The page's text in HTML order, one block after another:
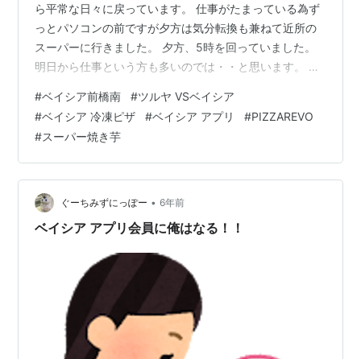
ら平常な日々に戻っています。 仕事がたまっている為ず
っとパソコンの前ですが夕方は気分転換も兼ねて近所の
スーパーに行きました。 夕方、5時を回っていました。
明日から仕事という方も多いのでは・・と思います。 な
月の名残もなく、徐々に次の配置に変えている最中でし
た。 そんな中、いつも大きさをチェックする焼き芋は全
部売り切れデシタ。 （残念m(_ _)m） ↑こんな感じの乙
女チックなイラストの袋に入っています。 店内をゆっく
り見ているともう春の七草粥セットが売られていまし
た。 1月7日が七草な…
#ベイシア前橋南 #ツルヤ VSベイシア
#ベイシア 冷凍ピザ #ベイシア アプリ #PIZZAREVO
#スーパー焼き芋
ぐーちみずにっぽー • 6年前
ベイシア アプリ会員に俺はなる！！